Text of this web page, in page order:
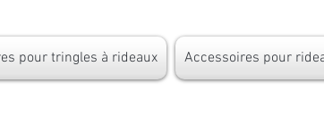
pour tringles à rideaux Accessoires pour